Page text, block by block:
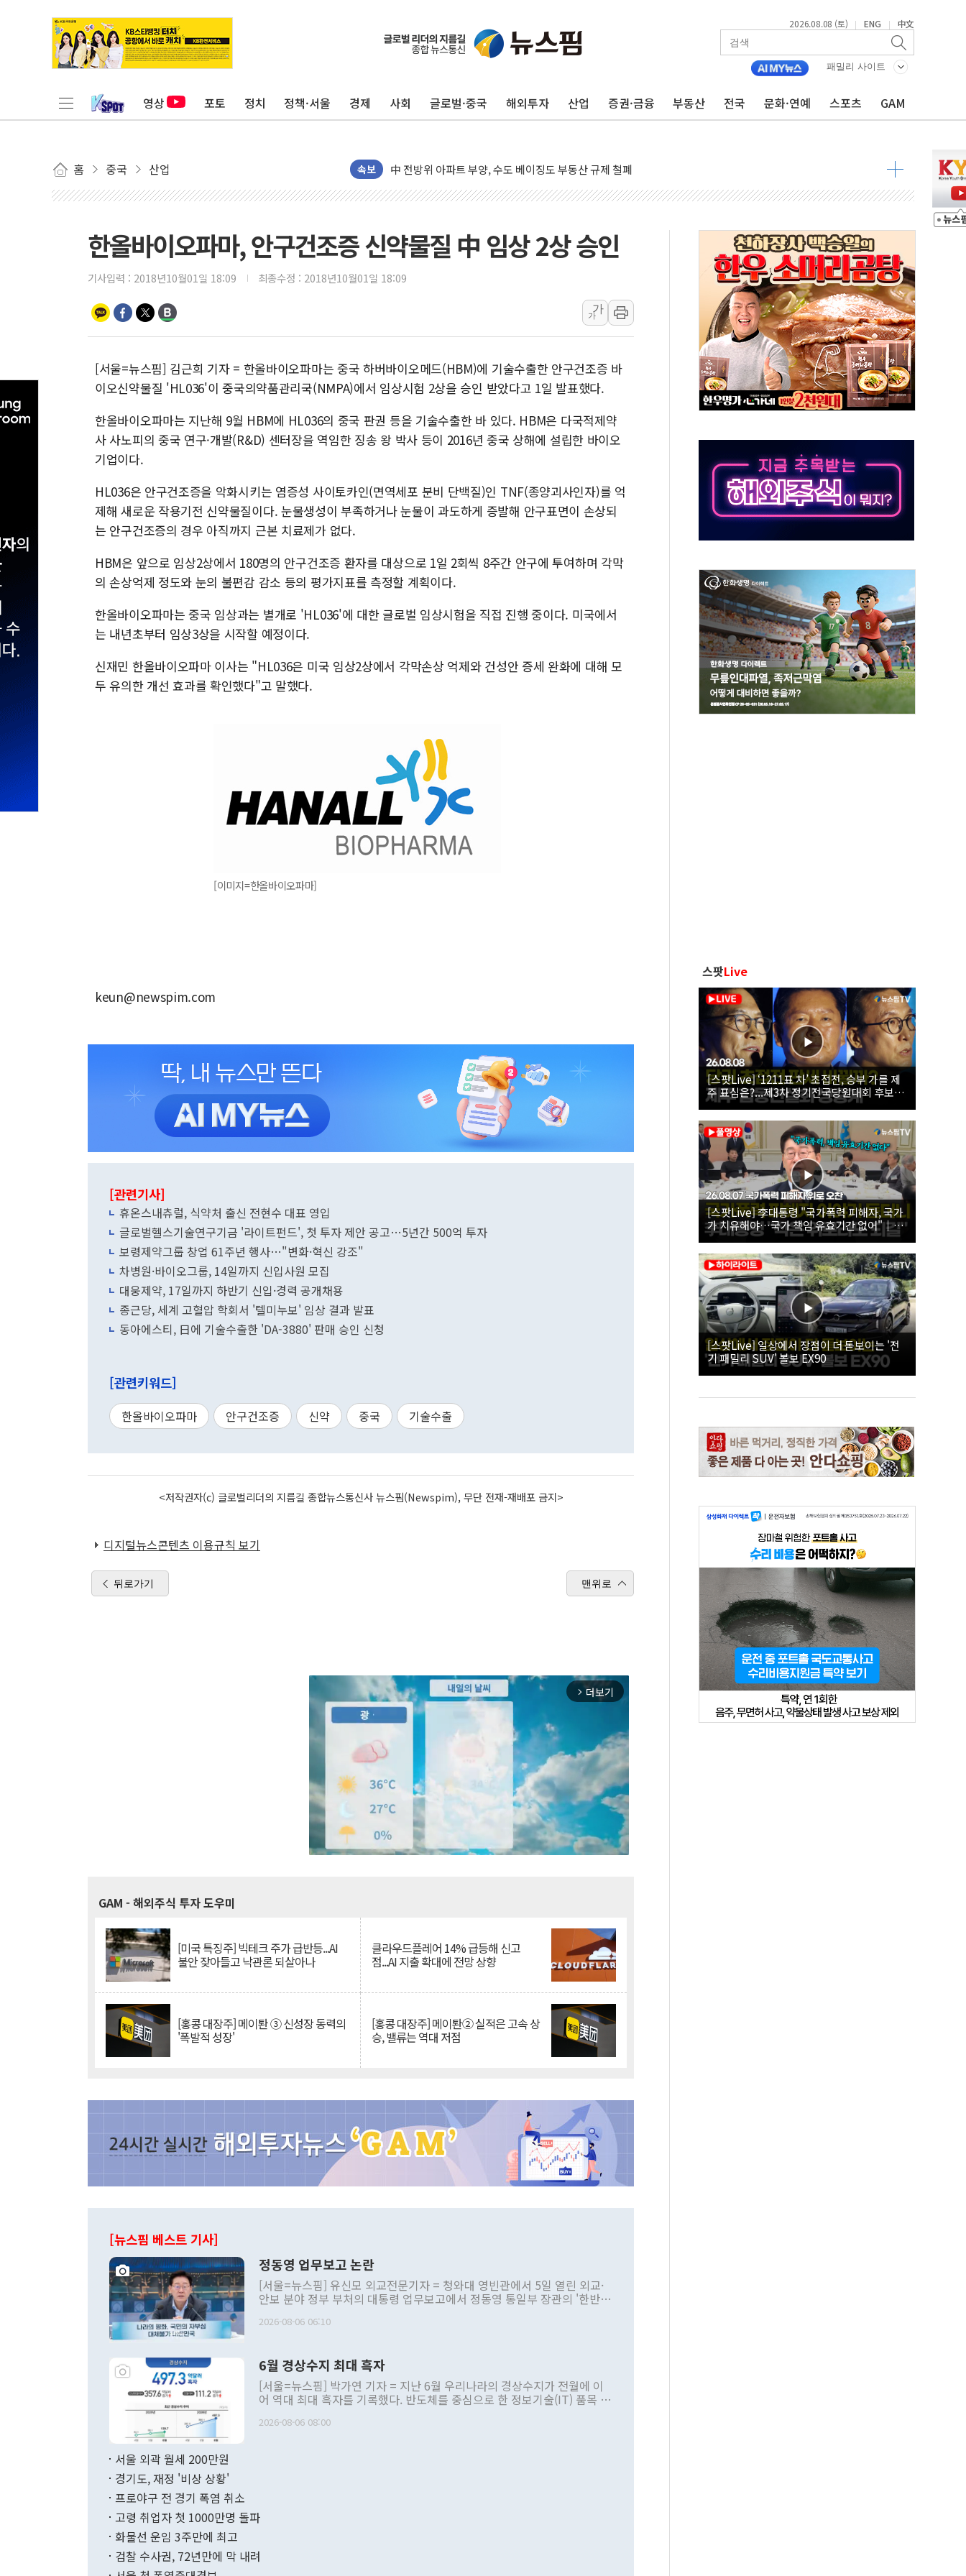
2026.08.08 (토) | ENG | 中文
패밀리 사이트
영상 포토 정치 정책·서울 경제 사회 글로벌·중국 해외투자 산업 증권·금융 부동산 전국 문화·연예 스포츠 GAM
홈 중국 산업 속보
동해중부 전 해상 풍랑주의보…10일까지 최대 3.5m 높은 물결
中 전방위 아파트 부양, 수도 베이징도 부동산 규제 철폐
인제 용대리 계곡서 수위 상승으로 피서객 7명 고립…전원 구조
강원 중·남부 동해안 시간당 50mm 이상 폭우…호우경보 발효
청양 밭에서 일하던 90대 숨져…온열질환 여부 조사
폭염에 車 운전면허 기능시험 오전 집중 편성…체감온도 38도 넘으면 중단
李대통령, 'ISA·주가누르기 방지법' 전면 재검토 지시
'호우 특보' 경북 울진 시간당 20~30mm 강한 비...가뭄 해소될 듯
주말 무더위·열대야 지속…내륙 곳곳 소나기
오세훈 "용산공원 주택 검토, 민주당 스스로 원칙 뒤집는 것"
충북 주말 무더위 지속…청주·진천 35도, 곳곳 소나기
한상협, 업계 개인정보 보안 새판 짠다…'자율규제단체' 타진
민주당, 오늘 제주·인천 경선 발표...김민석 '재역전' vs 정청래 '격차 확대'
트럼프, 쿡 연준 이사 해임 재추진…"26일까지 의혹 소명" 요구
유럽증시, 美 고용 예상 밖 부진에 연준 금리 인상 가능성 낮아지며 상승… STOXX 600 지수는 나흘 연속 최고치
한올바이오파마, 안구건조증 신약물질 中 임상 2상 승인
기사입력 : 2018년10월01일 18:09 최종수정 : 2018년10월01일 18:09
가
가
[서울=뉴스핌] 김근희 기자 = 한올바이오파마는 중국 하버바이오메드(HBM)에 기술수출한 안구건조증 바
이오신약물질 'HL036'이 중국의약품관리국(NMPA)에서 임상시험 2상을 승인 받았다고 1일 발표했다.
한올바이오파마는 지난해 9월 HBM에 HL036의 중국 판권 등을 기술수출한 바 있다. HBM은 다국적제약
사 사노피의 중국 연구·개발(R&D) 센터장을 역임한 징송 왕 박사 등이 2016년 중국 상해에 설립한 바이오
기업이다.
HL036은 안구건조증을 악화시키는 염증성 사이토카인(면역세포 분비 단백질)인 TNF(종양괴사인자)를 억
제해 새로운 작용기전 신약물질이다. 눈물생성이 부족하거나 눈물이 과도하게 증발해 안구표면이 손상되
는 안구건조증의 경우 아직까지 근본 치료제가 없다.
HBM은 앞으로 임상2상에서 180명의 안구건조증 환자를 대상으로 1일 2회씩 8주간 안구에 투여하며 각막
의 손상억제 정도와 눈의 불편감 감소 등의 평가지표를 측정할 계획이다.
한올바이오파마는 중국 임상과는 별개로 'HL036'에 대한 글로벌 임상시험을 직접 진행 중이다. 미국에서
는 내년초부터 임상3상을 시작할 예정이다.
신재민 한올바이오파마 이사는 "HL036은 미국 임상2상에서 각막손상 억제와 건성안 증세 완화에 대해 모
두 유의한 개선 효과를 확인했다"고 말했다.
[이미지=한올바이오파마]
keun@newspim.com
[관련기사]
휴온스내츄럴, 식약처 출신 전현수 대표 영입
글로벌헬스기술연구기금 '라이트펀드', 첫 투자 제안 공고…5년간 500억 투자
보령제약그룹 창업 61주년 행사…"변화·혁신 강조"
차병원·바이오그룹, 14일까지 신입사원 모집
대웅제약, 17일까지 하반기 신입·경력 공개채용
종근당, 세계 고혈압 학회서 '텔미누보' 임상 결과 발표
동아에스티, 日에 기술수출한 'DA-3880' 판매 승인 신청
[관련키워드]
한올바이오파마 안구건조증 신약 중국 기술수출
<저작권자(c) 글로벌리더의 지름길 종합뉴스통신사 뉴스핌(Newspim), 무단 전재-재배포 금지>
디지털뉴스콘텐츠 이용규칙 보기
뒤로가기 맨위로
arrow_forward_ios 더보기
GAM - 해외주식 투자 도우미
[미국 특징주] 빅테크 주가 급반등...AI
불안 잦아들고 낙관론 되살아나
클라우드플레어 14% 급등해 신고
점...AI 지출 확대에 전망 상향
[홍콩 대장주] 메이퇀 ③ 신성장 동력의
'폭발적 성장'
[홍콩 대장주] 메이퇀② 실적은 고속 상
승, 밸류는 역대 저점
[뉴스핌 베스트 기사]
정동영 업무보고 논란
[서울=뉴스핌] 유신모 외교전문기자 = 청와대 영빈관에서 5일 열린 외교·
안보 분야 정부 부처의 대통령 업무보고에서 정동영 통일부 장관의 '한반도
발언 중에는 정부 내 조율을 거치지 않은 사안을 정책으로 추진하겠다고 공
주의적 희망에 근거한 비현실적 구상'이라는 비판을 내놨다. 그동안 정 장
관의 대북 정책 관련 발언이 물의를 빚은 적은 여러 번 있지만 대통령과 유
관 부처 장관이 공개적으로 부정적 입장을 표명한 것은 이례적이다. 정 장
관의 무리한 대북 접근법과 월권을 제어해야 한다는 목소리도 높아지고 있
다. [정동영 통일부 장관이 지난달 23일 오후 서울 종로구 정부서울청사에
무너졌다고도 했다. 또 "현 시점에서 흘러간 선(先)비핵화만 되뇌는 것은
함께 4자 대화의 동력을 확보하기 위해 최선을 다할 것"이라고 말했다. 하
2026-08-06 06:10
6월 경상수지 최대 흑자
[서울=뉴스핌] 박가연 기자 = 지난 6월 우리나라의 경상수지가 전월에 이
어 역대 최대 흑자를 기록했다. 반도체를 중심으로 한 정보기술(IT) 품목 수
료=한국은행] 한국은행이 6일 발표한 '2026년 6월 국제수지(잠정)'에 따르
며 월간 기준 처음으로 1000억달러를 넘어섰다. 상품수입은 644억8000만
196.9% 급증했고 컴퓨터·주변기기(SSD)는 282.7% 증가했다. IT 품목
수출은 160.4% 늘었으며 비IT 품목도 ▲석유제품(47.5%) ▲화공품
2026-08-06 08:00
서울 외곽 월세 200만원
경기도, 재정 '비상 상황'
프로야구 전 경기 폭염 취소
고령 취업자 첫 1000만명 돌파
화물선 운임 3주만에 최고
검찰 수사권, 72년만에 막 내려
스팟Live
[스팟Live] ‘1211표 차’ 초접전, 승부 가를 제
주 표심은?...제3차 정기전국당원대회 후보자
제주 합동연설회 생중계 | 26.08.08
[스팟Live] 李대통령 "국가폭력 피해자, 국가
가 치유해야…국가 책임 유효기간 없어"｜
26.08.07 국가폭력 피해자 위로 오찬
[스팟Live] 일상에서 장점이 더 돋보이는 '전
기 패밀리 SUV' 볼보 EX90